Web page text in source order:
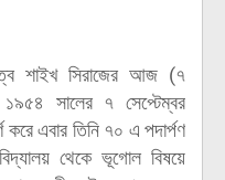
শাইখ সিরাজের আজ (৭
সালের ৭ সেপ্টেম্বর
এবার তিনি ৭০ এ পদার্পণ
থেকে ভূগোল বিষয়ে